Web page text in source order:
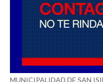
MUNICIPALIDAD DE SAN